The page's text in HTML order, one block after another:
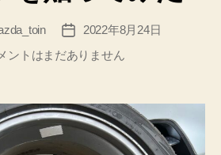
投
稿
日
2022年8月24日
ントはまだありません